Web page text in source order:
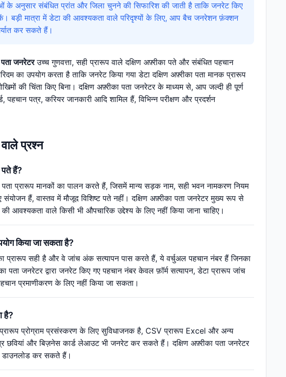
अनुसार संबंधित प्रांत और जिला चुनने की सिफारिश की जाती है ताकि जनरेट किए
बड़ी मात्रा में डेटा की आवश्यकता वाले परिदृश्यों के लिए, आप बैच जनरेशन फ़ंक्शन
कर सकते हैं।
पता जनरेटरउच्च गुणवत्ता, सही प्रारूप वाले दक्षिण अफ़्रीका पते और संबंधित पहचान
का उपयोग करता है ताकि जनरेट किया गया डेटा दक्षिण अफ़्रीका पता मानक प्रारूप
की चिंता किए बिना। दक्षिण अफ़्रीका पता जनरेटर के माध्यम से, आप जल्दी ही पूर्ण
पत्र, करियर जानकारी आदि शामिल हैं, विभिन्न परीक्षण और प्रदर्शन
प्रश्न
पते हैं?
पता प्रारूप मानकों का पालन करते हैं, जिसमें मान्य सड़क नाम, सही भवन नामकरण नियम
हैं, वास्तव में मौजूद विशिष्ट पते नहीं। दक्षिण अफ़्रीका पता जनरेटर मुख्य रूप से
आवश्यकता वाले किसी भी औपचारिक उद्देश्य के लिए नहीं किया जाना चाहिए।
किया जा सकता है?
का प्रारूप सही है और वे जांच अंक सत्यापन पास करते हैं, ये वर्चुअल पहचान नंबर हैं जिनका
पता जनरेटर द्वारा जनरेट किए गए पहचान नंबर केवल फ़ॉर्म सत्यापन, डेटा प्रारूप जांच
प्रमाणीकरण के लिए नहीं किया जा सकता।
है?
प्रारूप प्रोग्राम प्रसंस्करण के लिए सुविधाजनक है, CSV प्रारूप Excel और अन्य
और बिज़नेस कार्ड लेआउट भी जनरेट कर सकते हैं। दक्षिण अफ़्रीका पता जनरेटर
डाउनलोड कर सकते हैं।